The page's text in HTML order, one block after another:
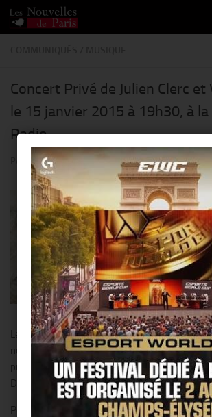
Skip to content
Concert Privé de Julien Clerc
le 15 janvier 2015 à 19h30, à
Radio
THIERRY KER 12 JANVIER 2015
Le Concert Privé France Bleu est aussi
nouveaux artistes : Vianney et Arno
premières parties de ces concerts.
Diffusion le 22 et le 29 janvier 2015 à 20H
Pour faire partie du public qui aura la chance